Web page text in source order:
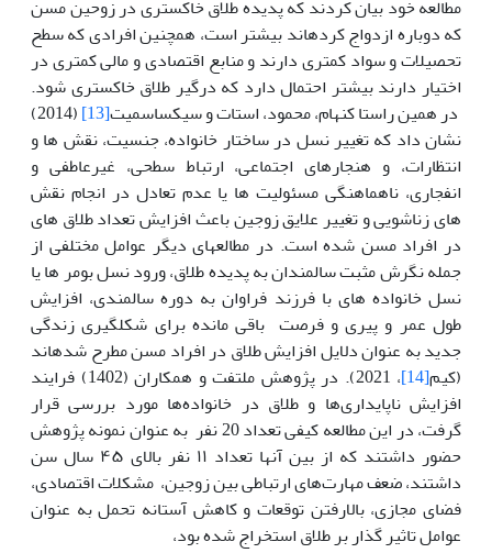
مطالعه خود بیان کردند که پدیده طلاق خاکستری در زوحین مسن
که دوباره ازدواج کرده­اند بیشتر است، همچنین افرادی که سطح
تحصیلات و سواد کمتری دارند و منابع اقتصادی و مالی کمتری در
اختیار دارند بیشتر احتمال دارد که درگیر طلاق خاکستری شود.
در همین راستا کنهام، محمود، استات و سیکساسمیت[13]
(2014)
نشان داد که تغییر نسل در ساختار خانواده، جنسیت، نقش ها و
انتظارات، و هنجارهای اجتماعی، ارتباط سطحی، غیرعاطفی و
انفجاری، ناهماهنگی مسئولیت ها یا عدم تعادل در انجام نقش
های زناشویی و تغییر علایق زوجین باعث افزایش تعداد طلاق های
در افراد مسن شده است. در مطالعه­ای دیگر عوامل مختلفی از
جمله نگرش مثبت سالمندان به پدیده طلاق، ورود نسل بومر ها یا
نسل خانواده های با فرزند فراوان به دوره سالمندی، افزایش
طول عمر و پیری و فرصت باقی مانده برای شکل­گیری زندگی
جدید به عنوان دلایل افزایش طلاق در افراد مسن مطرح شده­اند
(کیم[14]
، 2021). در پژوهش ملتفت و همکاران (1402) فرایند
افزایش ناپایداری‌ها و طلاق در خانواده‌ها مورد بررسی قرار
گرفت، در این مطالعه کیفی تعداد 20 نفر به عنوان نمونه پژوهش
حضور داشتند که از بین آنها تعداد ۱۱ نفر بالای ۴۵ سال سن
داشتند، ضعف مهارت‌های ارتباطی بین زوجین، مشکلات اقتصادی،
فضای مجازی، بالارفتن توقعات و کاهش آستانه تحمل به عنوان
عوامل تاثیر گذار بر طلاق استخراج شده بود،